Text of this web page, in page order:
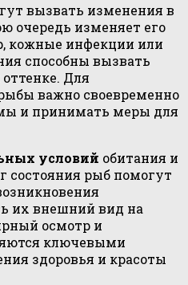
вызвать изменения в
очередь изменяет его
кожные инфекции или
способны вызвать
Для
важно своевременно
и принимать меры для
условий обитания и
состояния рыб помогут
их внешний вид на
осмотр и
ключевыми
здоровья и красоты